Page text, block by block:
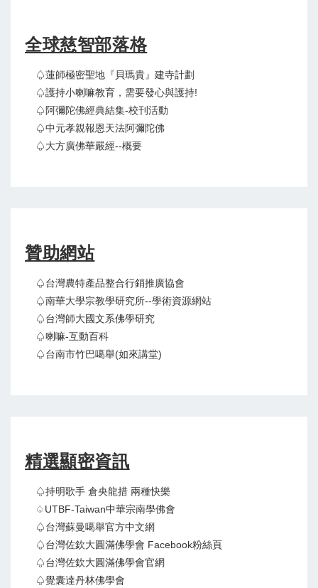
全球慈智部落格
♤蓮師極密聖地『貝瑪貴』建寺計劃
♤護持小喇嘛教育，需要發心與護持!
♤阿彌陀佛經典結集-校刊活動
♤中元孝親報恩天法阿彌陀佛
♤大方廣佛華嚴經--概要
贊助網站
♤台灣農特產品整合行銷推廣協會
♤南華大學宗教學研究所--學術資源網站
♤台灣師大國文系佛學研究
♤喇嘛-互動百科
♤台南市竹巴噶舉(如來講堂)
精選顯密資訊
♤持明歌手 倉央龍措 兩種快樂
♤UTBF-Taiwan中華宗南學佛會
♤台灣蘇曼噶舉官方中文網
♤台灣佐欽大圓滿佛學會 Facebook粉絲頁
♤台灣佐欽大圓滿佛學會官網
♤覺囊達丹林佛學會